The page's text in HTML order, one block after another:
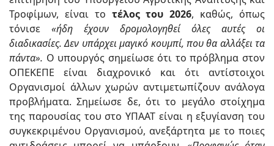
Τροφίμων, είναι το τέλος του 2026, καθώς, όπως
τόνισε «ήδη έχουν δρομολογηθεί όλες αυτές οι
διαδικασίες. Δεν υπάρχει μαγικό κουμπί, που θα αλλάξει τα
πάντα». Ο υπουργός σημείωσε ότι το πρόβλημα στον
ΟΠΕΚΕΠΕ είναι διαχρονικό και ότι αντίστοιχοι
Οργανισμοί άλλων χωρών αντιμετωπίζουν ανάλογα
προβλήματα. Σημείωσε δε, ότι το μεγάλο στοίχημα
της παρουσίας του στο ΥΠΑΑΤ είναι η εξυγίανση του
συγκεκριμένου Οργανισμού, ανεξάρτητα με το ποιες